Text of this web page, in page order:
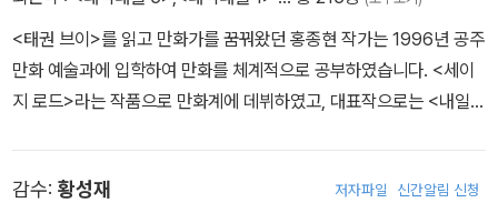
<태권 브이>를 읽고 만화가를 꿈꿔왔던 홍종현 작가는 1996년 공주
만화 예술과에 입학하여 만화를 체계적으로 공부하였습니다. <세이
지 로드>라는 작품으로 만화계에 데뷔하였고, 대표작으로는 <내일은
감수: 황성재 저자파일 신간알림 신청